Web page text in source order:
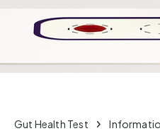
Gut Health Test